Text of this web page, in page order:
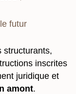
futur
structurants,
inscrites
juridique et
amont.